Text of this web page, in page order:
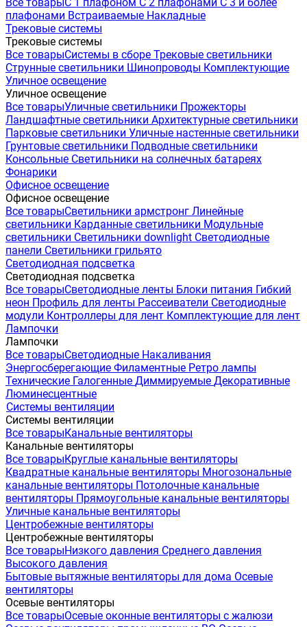
плафонами Встраиваемые Накладные
Трековые системы
Трековые системы
Все товарыСистемы в сборе Трековые светильники
Струнные светильники Шинопроводы Комплектующие
Уличное освещение
Уличное освещение
Все товарыУличные светильники Прожекторы
Ландшафтные светильники Архитектурные светильники
Парковые светильники Уличные настенные светильники
Грунтовые светильники Подводные светильники
Консольные Светильники на солнечных батареях
Фонарики
Офисное освещение
Офисное освещение
Все товарыСветильники армстронг Линейные
светильники Карданные светильники Модульные
светильники Светильники downlight Светодиодные
панели Светильники грильято
Светодиодная подсветка
Светодиодная подсветка
Все товарыСветодиодные ленты Блоки питания Гибкий
неон Профиль для ленты Рассеиватели Светодиодные
модули Контроллеры для лент Комплектующие для лент
Лампочки
Лампочки
Все товарыСветодиодные Накаливания
Энергосберегающие Филаментные Ретро лампы
Технические Галогенные Диммируемые Декоративные
Люминесцентные
Системы вентиляции
Системы вентиляции
Все товарыКанальные вентиляторы
Канальные вентиляторы
Все товарыКруглые канальные вентиляторы
Квадратные канальные вентиляторы Многозональные
канальные вентиляторы Потолочные канальные
вентиляторы Прямоугольные канальные вентиляторы
Уличные канальные вентиляторы
Центробежные вентиляторы
Центробежные вентиляторы
Все товарыНизкого давления Среднего давления
Высокого давления
Бытовые вытяжные вентиляторы для дома Осевые
вентиляторы
Осевые вентиляторы
Все товарыОсевые оконные вентиляторы с жалюзи